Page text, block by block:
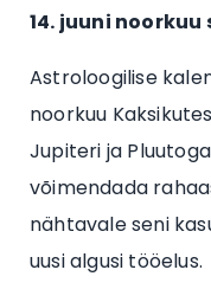
14. juuni
Astroloogilise
noorkuu
Jupiteri ja
võimendada
nähtavale seni
uusi algusi tööelus.